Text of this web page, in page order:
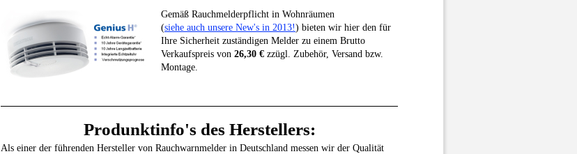
Gemäß Rauchmelderpflicht in Wohnräumen
(siehe auch unsere New's in 2013!) bieten wir hier den für
Ihre Sicherheit zuständigen Melder zu einem Brutto
Verkaufspreis von 26,30 € zzügl. Zubehör, Versand bzw.
Montage.
Produnktinfo's des Herstellers:
Als einer der führenden Hersteller von Rauchwarnmelder in Deutschland messen wir der Qualität